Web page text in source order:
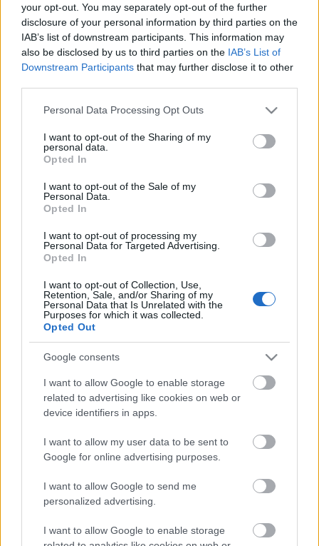
your opt-out. You may separately opt-out of the further
disclosure of your personal information by third parties on the
IAB’s list of downstream participants. This information may
also be disclosed by us to third parties on the IAB’s List of
Downstream Participants that may further disclose it to other
Please note that this website/app uses one or more Google
not limited to your visit or usage behaviour. You may click to
grant or deny consent to Google and its third-party tags to
use your data for below specified purposes in below Google
consent section.
Personal Data Processing Opt Outs
I want to opt-out of the Sharing of my
personal data.
Opted In
I want to opt-out of the Sale of my
Personal Data.
Opted In
I want to opt-out of processing my
Personal Data for Targeted Advertising.
Opted In
I want to opt-out of Collection, Use,
Retention, Sale, and/or Sharing of my
Personal Data that Is Unrelated with the
Purposes for which it was collected.
Opted Out
Google consents
I want to allow Google to enable storage
related to advertising like cookies on web or
device identifiers in apps.
I want to allow my user data to be sent to
Google for online advertising purposes.
I want to allow Google to send me
personalized advertising.
I want to allow Google to enable storage
A Madách Színházzal együttműködésben idén
hatalmas sikerrel bemutatott Mamma Mia! visszatér
a fesztiválra. Az ABBA-musicaltSzirtes Tamás
rendezésében július 17-én, 18-án és 19-én új
szereposztással játsszák a Dóm téren.
Július 31-én és augusztus 1-jén prózai darabot,
Shakespeare Tévedések vígjátéka című drámáját
a magas művészi színvonalú, ugyanakkor
szórakoztató produkcióhoz a legkiválóbb magyar
színészeket kívánják felkérni.
A musical műfaj klasszikusa, A nyomorultak zárja
majd az évadot augusztusban. Az 1985-ös londoni
premier 30. évfordulóján teljesen új koncepciójú
darabot állítanak színpadra Szegeden a
Madách Színházzal koprodukcióban.
Jövőre is szerepel ingyenes ajándékkoncert a
fesztivál programjában, amelyen az I. Nemzetközi
Marton Éva Énekverseny különdíjasa, Signe Ravn
Heiberg fiatal dán szoprán lesz az egyik fellépő.
Herczeg Tamásigazgató a látogatók körében
végzett közönségkutatás eredményeit ismertetve
elmondta, hogy az idén a látogatók között jelentősen
emelkedett a nem szegediek aránya, a nézők 61
százaléka érkezett az ország más településeiről vagy